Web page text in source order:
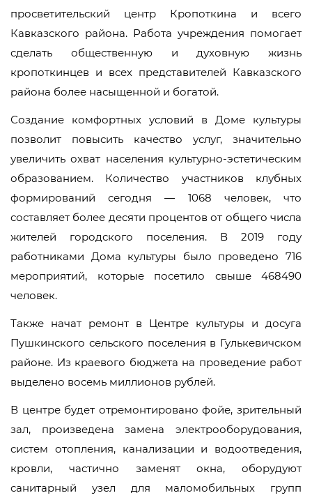
просветительский центр Кропоткина и всего
Кавказского района. Работа учреждения помогает
сделать общественную и духовную жизнь
кропоткинцев и всех представителей Кавказского
района более насыщенной и богатой.
Создание комфортных условий в Доме культуры
позволит повысить качество услуг, значительно
увеличить охват населения культурно-эстетическим
образованием. Количество участников клубных
формирований сегодня — 1068 человек, что
составляет более десяти процентов от общего числа
жителей городского поселения. В 2019 году
работниками Дома культуры было проведено 716
мероприятий, которые посетило свыше 468490
человек.
Также начат ремонт в Центре культуры и досуга
Пушкинского сельского поселения в Гулькевичском
районе. Из краевого бюджета на проведение работ
выделено восемь миллионов рублей.
В центре будет отремонтировано фойе, зрительный
зал, произведена замена электрооборудования,
систем отопления, канализации и водоотведения,
кровли, частично заменят окна, оборудуют
санитарный узел для маломобильных групп